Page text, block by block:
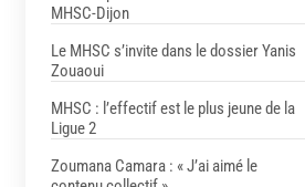
MHSC-Dijon
Le MHSC s’invite dans le dossier Yanis
Zouaoui
MHSC : l’effectif est le plus jeune de la
Ligue 2
Zoumana Camara : « J’ai aimé le